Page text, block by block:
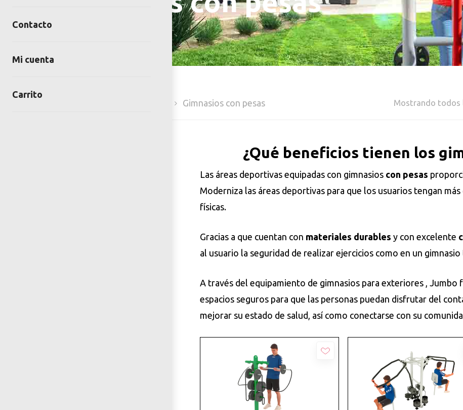
Mostrando todos
Gimnasios con pesas
¿Qué beneficios tienen los
Las áreas deportivas equipadas con gimnasios con pesas
Moderniza las áreas deportivas para que los usuarios tengan
físicas.
Gracias a que cuentan con materiales durables y con excelente
al usuario la seguridad de realizar ejercicios como en un
A través del equipamiento de gimnasios para exteriores ,
espacios seguros para que las personas puedan disfrutar del
mejorar su estado de salud, así como conectarse con su
Contacto
Mi cuenta
Carrito